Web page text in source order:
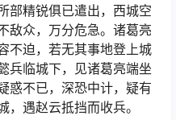
部精锐俱已遣出，西城空
敌众，万分危急。诸葛亮
不迫，若无其事地登上城
兵临城下，见诸葛亮端坐
惑不已，深恐中计，疑有
遇赵云抵挡而收兵。